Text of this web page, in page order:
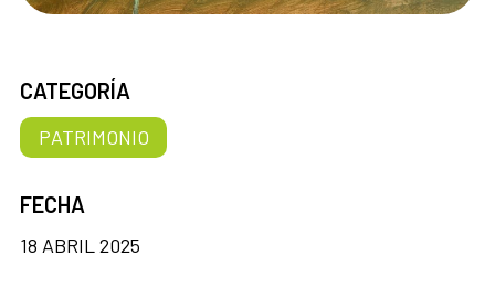
CATEGORÍA
PATRIMONIO
FECHA
18 ABRIL 2025